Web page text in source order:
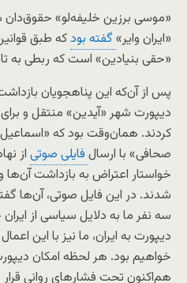
«موسی برزین خلیفه‌لو» حقوق‌دان
«ایران وایر» گفته بودکه طبق
«حقی بنیادین» است که ربطی به
پس از آن‌که این پناهجویان
دیپورت شهر «آیدین» منتقل و
کردند. همان‌وقت بود که
صحافی» با ارسال فایلی صوتی از
خواستار اعتراض به بازداشت
شدند. در این فایل صوتی، آن‌ها
سه نفر ما به دلایل سیاسی از
دیپورت به ایران، ما نیز با این
خواهیم بود. هر لحظه امکان
هم‌اکنون تحت فشارهای روانی قرار